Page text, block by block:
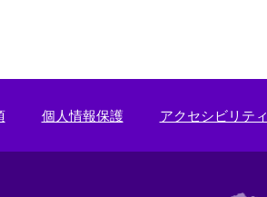
個人情報保護 アクセシビリティ